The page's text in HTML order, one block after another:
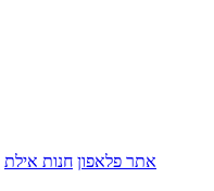
אתר פלאפון חנות אילת